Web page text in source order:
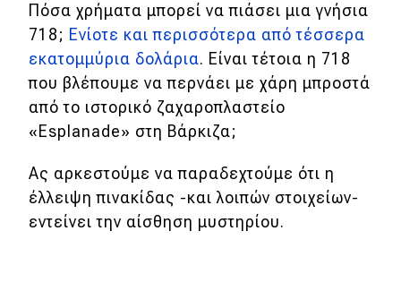
Πόσα χρήματα μπορεί να πιάσει μια γνήσια
718; Ενίοτε και περισσότερα από τέσσερα
εκατομμύρια δολάρια. Είναι τέτοια η 718
που βλέπουμε να περνάει με χάρη μπροστά
από το ιστορικό ζαχαροπλαστείο
«Esplanade» στη Βάρκιζα;
Ας αρκεστούμε να παραδεχτούμε ότι η
έλλειψη πινακίδας -και λοιπών στοιχείων-
εντείνει την αίσθηση μυστηρίου.